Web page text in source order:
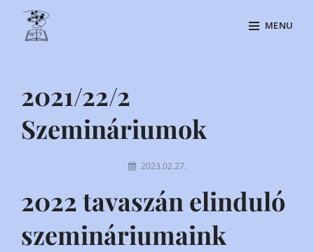
MENU
2021/22/2
Szemináriumok
By
Csilla
2023.02.27.
2022 tavaszán elinduló
szemináriumaink